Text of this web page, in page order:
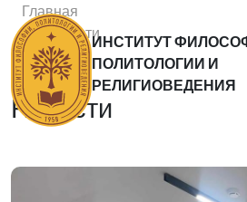
ИНСТИТУТ
ПОЛИТОЛОГИИ И
РЕЛИГИОВЕДЕНИЯ
Главная
Новости
Статьи
Новости